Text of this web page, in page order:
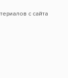
с сайта